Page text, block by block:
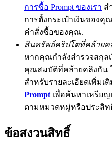
USDT New User
USDT Flexible Staking |
BTC New User Exclusive:
การซื้อ Prompt ของเรา ส
การตั้งกระเป๋าเงินของ
คำสั่งซื้อของคุณ.
สินทรัพย์คริปโตที่คล้ายค
หากคุณกำลังสำรวจสกุล
คุณสมบัติที่คล้ายคลึงกัน
สำหรับรายละเอียดเพิ่มเ
Prompt เพื่อค้นหาเหรียญ
ตามหมวดหมู่หรือประสิท
ข้อสงวนสิทธิ์